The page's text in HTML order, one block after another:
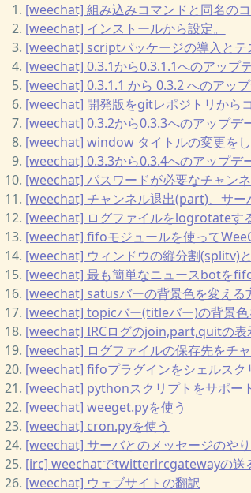
[weechat] 組み込みコマンドと同名の
[weechat] インストールから設定。
[weechat] scriptパッケージの導入とテ
[weechat] 0.3.1から0.3.1.1へのアップ
[weechat] 0.3.1.1 から 0.3.2 へのアッ
[weechat] 開発版をgitレポジトリから
[weechat] 0.3.2から0.3.3へのアップデ
[weechat] window タイトルの変更をし
[weechat] 0.3.3から0.3.4へのアップデ
[weechat] パスワードが必要なチャン
[weechat] チャンネル退出(part)、サ
[weechat] ログファイルをlogrotateする
[weechat] fifoモジュールを使って
[weechat] ウィンドウの縦分割(splitv)
[weechat] 最も簡単なニュースbotをfifo
[weechat] satusバーの背景色を変える
[weechat] topicバー(titleバー)の背景色
[weechat] IRCログのjoin,part,quitの表
[weechat] ログファイルの保存先をチ
[weechat] fifoプラグインをシェルスク
[weechat] pythonスクリプトをサポー
[weechat] weeget.pyを使う
[weechat] cron.pyを使う
[weechat] サーバとのメッセージのや
[irc] weechatでtwitterircgatewayの送
[weechat] ウェブサイトの翻訳